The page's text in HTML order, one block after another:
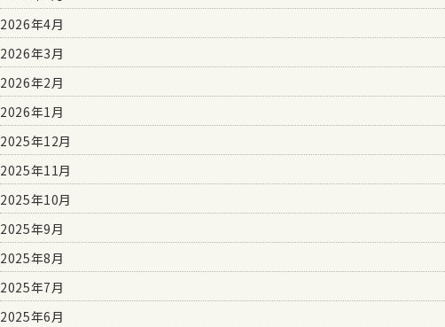
2026年4月
2026年3月
2026年2月
2026年1月
2025年12月
2025年11月
2025年10月
2025年9月
2025年8月
2025年7月
2025年6月